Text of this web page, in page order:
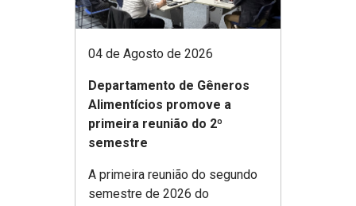
04 de Agosto de 2026
Departamento de Gêneros
Alimentícios promove a
primeira reunião do 2º
semestre
A primeira reunião do segundo
semestre de 2026 do